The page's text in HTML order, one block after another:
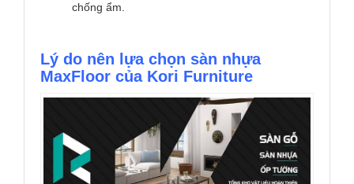
chống ẩm.
Lý do nên lựa chọn sàn nhựa
MaxFloor của Kori Furniture